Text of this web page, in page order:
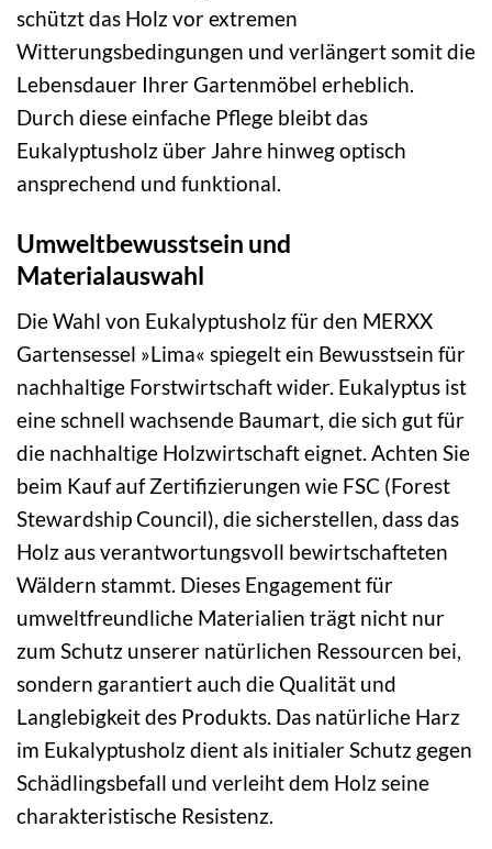
schützt das Holz vor extremen
Witterungsbedingungen und verlängert somit die
Lebensdauer Ihrer Gartenmöbel erheblich.
Durch diese einfache Pflege bleibt das
Eukalyptusholz über Jahre hinweg optisch
ansprechend und funktional.
Umweltbewusstsein und
Materialauswahl
Die Wahl von Eukalyptusholz für den MERXX
Gartensessel »Lima« spiegelt ein Bewusstsein für
nachhaltige Forstwirtschaft wider. Eukalyptus ist
eine schnell wachsende Baumart, die sich gut für
die nachhaltige Holzwirtschaft eignet. Achten Sie
beim Kauf auf Zertifizierungen wie FSC (Forest
Stewardship Council), die sicherstellen, dass das
Holz aus verantwortungsvoll bewirtschafteten
Wäldern stammt. Dieses Engagement für
umweltfreundliche Materialien trägt nicht nur
zum Schutz unserer natürlichen Ressourcen bei,
sondern garantiert auch die Qualität und
Langlebigkeit des Produkts. Das natürliche Harz
im Eukalyptusholz dient als initialer Schutz gegen
Schädlingsbefall und verleiht dem Holz seine
charakteristische Resistenz.